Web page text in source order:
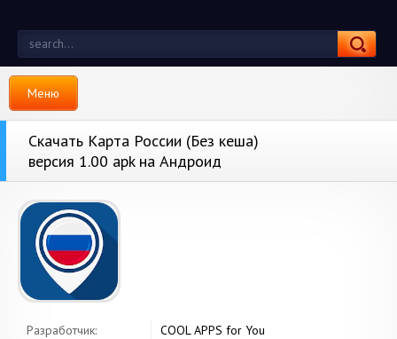
Меню
Скачать Карта России (Без кеша)
версия 1.00 apk на Андроид
Разработчик:
COOL APPS for You